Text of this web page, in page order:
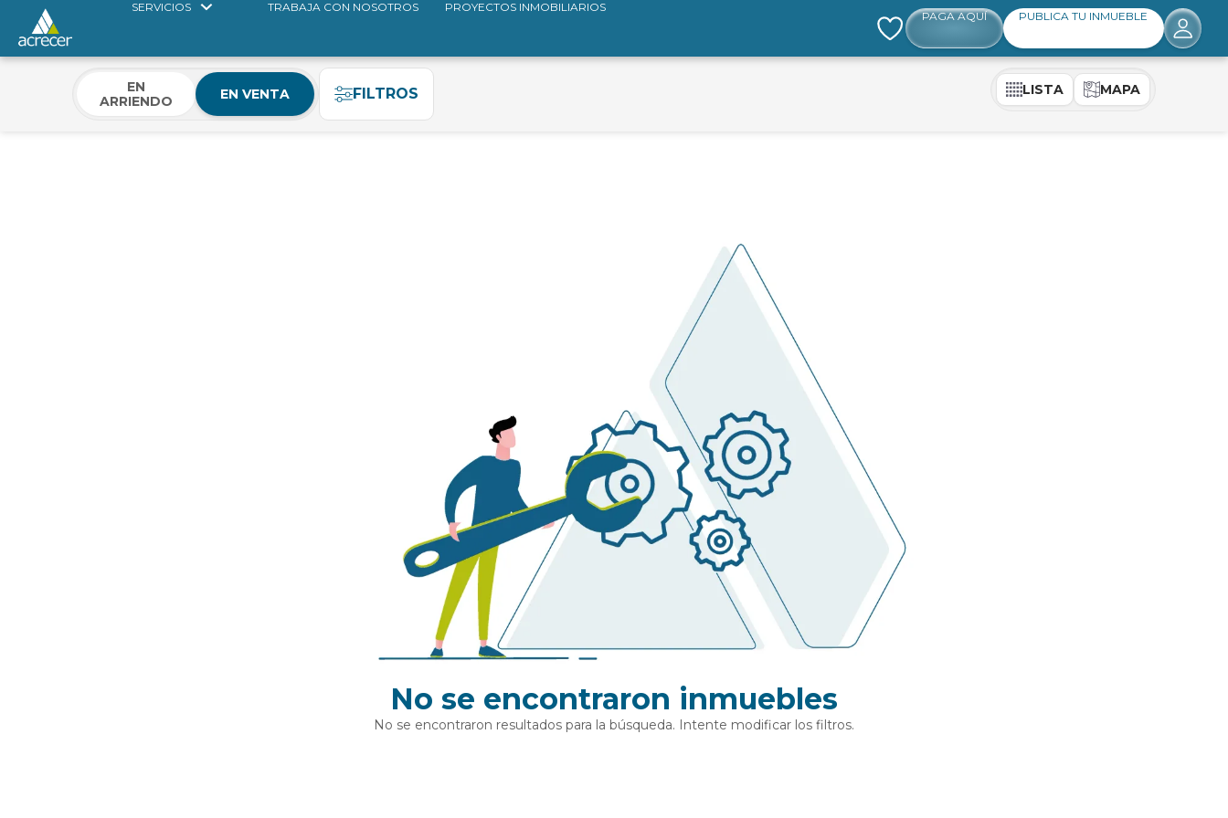
SERVICIOS TRABAJA CON NOSOTROS PROYECTOS INMOBILIARIOS
PAGA AQUÍ PUBLICA TU INMUEBLE
EN
ARRIENDO
EN VENTA FILTROS LISTA MAPA
No se encontraron inmuebles
No se encontraron resultados para la búsqueda. Intente modificar los filtros.